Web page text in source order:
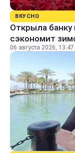
ВКУСНО
Открыла банку
сэкономит
06 августа 2026, 13:47